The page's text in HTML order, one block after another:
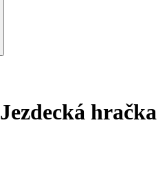
Jezdecká hračka